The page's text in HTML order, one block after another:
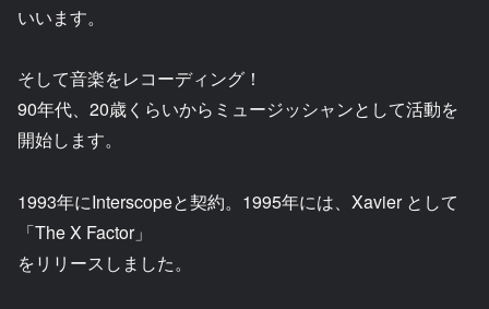
いいます。
そして音楽をレコーディング！
90年代、20歳くらいからミュージッシャンとして活動を
開始します。
1993年にInterscopeと契約。1995年には、Xavier として
「The X Factor」
をリリースしました。